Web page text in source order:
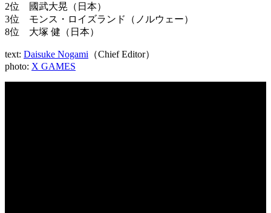
2位 國武大晃（日本）
3位 モンス・ロイズランド（ノルウェー）
8位 大塚 健（日本）
text: Daisuke Nogami （Chief Editor）
photo: X GAMES